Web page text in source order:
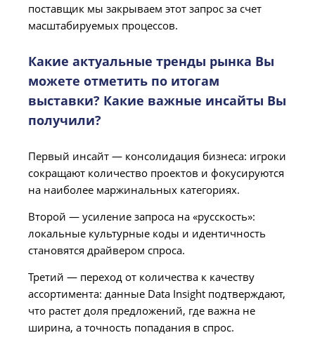
поставщик мы закрываем этот запрос за счет
масштабируемых процессов.
Какие актуальные тренды рынка Вы
можете отметить по итогам
выставки? Какие важные инсайты Вы
получили?
Первый инсайт — консолидация бизнеса: игроки
сокращают количество проектов и фокусируются
на наиболее маржинальных категориях.
Второй — усиление запроса на «русскость»:
локальные культурные коды и идентичность
становятся драйвером спроса.
Третий — переход от количества к качеству
ассортимента: данные Data Insight подтверждают,
что растет доля предложений, где важна не
ширина, а точность попадания в спрос.